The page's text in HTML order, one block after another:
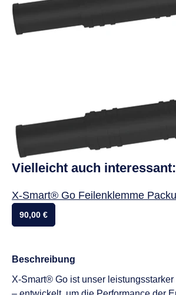
Vielleicht auch interessant:
X-Smart® Go Feilenklemme
90,00 €
Beschreibung
X-Smart® Go ist unser